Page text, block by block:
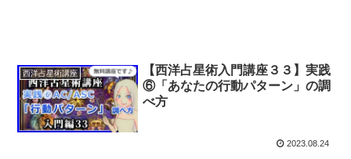
西洋占星術講座
【西洋占星術入門講座３３】実践
⑥「あなたの行動パターン」の調
べ方
2023.08.24